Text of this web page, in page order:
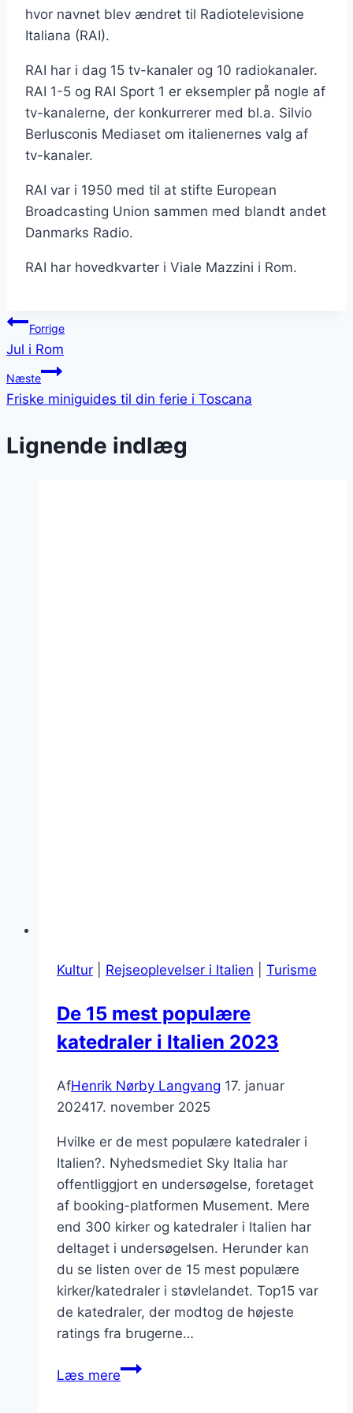
hvor navnet blev ændret til Radiotelevisione
Italiana (RAI).
RAI har i dag 15 tv-kanaler og 10 radiokanaler.
RAI 1-5 og RAI Sport 1 er eksempler på nogle af
tv-kanalerne, der konkurrerer med bl.a. Silvio
Berlusconis Mediaset om italienernes valg af
tv-kanaler.
RAI var i 1950 med til at stifte European
Broadcasting Union sammen med blandt andet
Danmarks Radio.
RAI har hovedkvarter i Viale Mazzini i Rom.
Indlægsnavigation
Forrige
Jul i Rom
Næste
Friske miniguides til din ferie i Toscana
Lignende indlæg
Kultur Rejseoplevelser i Italien Turisme
De 15 mest populære
katedraler i Italien 2023
AfHenrik Nørby Langvang 17. januar
202417. november 2025
Hvilke er de mest populære katedraler i
Italien?. Nyhedsmediet Sky Italia har
offentliggjort en undersøgelse, foretaget
af booking-platformen Musement. Mere
end 300 kirker og katedraler i Italien har
deltaget i undersøgelsen. Herunder kan
du se listen over de 15 mest populære
kirker/katedraler i støvlelandet. Top15 var
de katedraler, der modtog de højeste
ratings fra brugerne…
Læs mereDe